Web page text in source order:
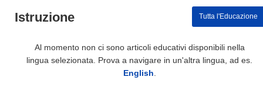
Istruzione Tutta l'Educazione
Al momento non ci sono articoli educativi disponibili nella
lingua selezionata. Prova a navigare in un'altra lingua, ad es.
English